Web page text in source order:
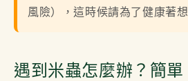
風險），這時候請為了健康著
遇到米蟲怎麼辦？簡單